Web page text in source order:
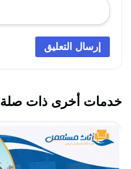
خدمات أخرى ذات صلة